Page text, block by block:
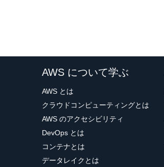
AWS について学ぶ
AWS とは
クラウドコンピューティングとは
AWS のアクセシビリティ
DevOps とは
コンテナとは
データレイクとは